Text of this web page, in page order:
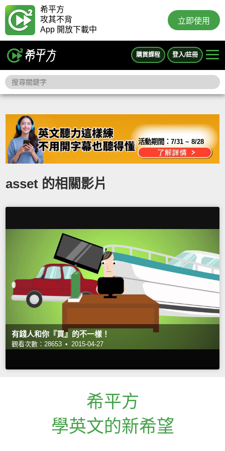
希平方
攻其不背
App 開放下載中
立即使用
購買課程 登入/註冊
活動期間：7/31 ~ 8/28
asset 的相關影片
有錢人和你『買』的不一樣！
觀看次數：28653 • 2015-04-27
希平方
學英文的新希望